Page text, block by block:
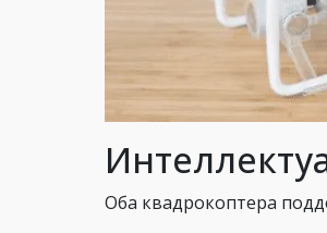
Оба квадрокоптера